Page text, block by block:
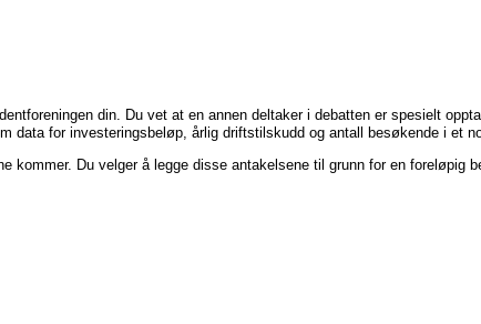
din. Du vet at en annen deltaker i debatten er spesielt
data for investeringsbeløp, årlig driftstilskudd og antall besøkende i et
kommer. Du velger å legge disse antakelsene til grunn for en foreløpig